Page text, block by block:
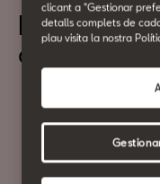
Del 12 de
al 24 de
clicant a "Gestionar
detalls complets de
plau visita la nostra